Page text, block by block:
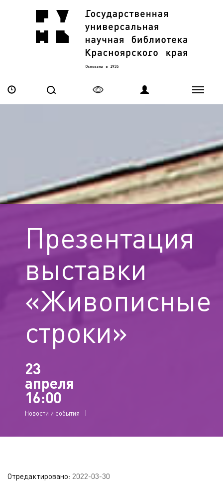
Презентация
выставки
«Живописные
строки»
23
апреля
16:00
Новости и события
Отредактировано: 2022-03-30